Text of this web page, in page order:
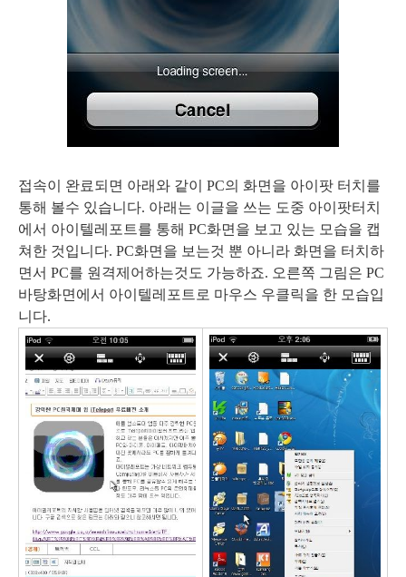
접속이 완료되면 아래와 같이 PC의 화면을 아이팟 터치를
통해 볼수 있습니다. 아래는 이글을 쓰는 도중 아이팟터치
에서 아이텔레포트를 통해 PC화면을 보고 있는 모습을 캡
쳐한 것입니다. PC화면을 보는것 뿐 아니라 화면을 터치하
면서 PC를 원격제어하는것도 가능하죠. 오른쪽 그림은 PC
바탕화면에서 아이텔레포트로 마우스 우클릭을 한 모습입
니다.